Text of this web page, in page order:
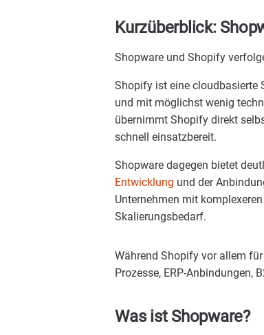
Kurzüberblick:
Shopware und Shopify
Shopify ist eine cloudbasierte
und mit möglichst wenig
übernimmt Shopify direkt
schnell einsatzbereit.
Shopware dagegen bietet
Entwicklung und der
Unternehmen mit
Skalierungsbedarf.
Während Shopify vor allem
Prozesse, ERP-Anbindungen,
Was ist Shopware?